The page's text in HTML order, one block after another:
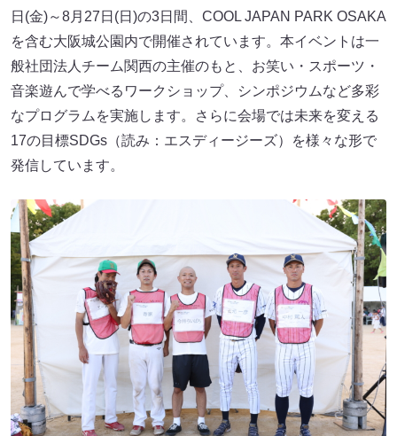
日(金)～8月27日(日)の3日間、COOL JAPAN PARK OSAKA
を含む大阪城公園内で開催されています。本イベントは一
般社団法人チーム関西の主催のもと、お笑い・スポーツ・
音楽遊んで学べるワークショップ、シンポジウムなど多彩
なプログラムを実施します。さらに会場では未来を変える
17の目標SDGs（読み：エスディージーズ）を様々な形で
発信しています。